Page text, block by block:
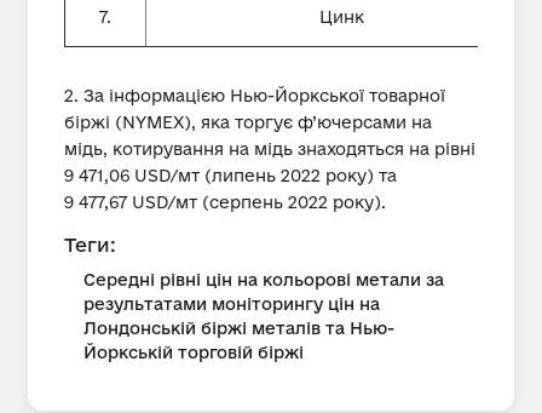
7. Цинк
2. За інформацією Нью-Йоркської товарної
біржі (NYMEX), яка торгує ф’ючерсами на
мідь, котирування на мідь знаходяться на рівні
9 471,06 USD/мт (липень 2022 року) та
9 477,67 USD/мт (серпень 2022 року).
Теги:
Середні рівні цін на кольорові метали за
результатами моніторингу цін на
Лондонській біржі металів та Нью-
Йоркській торговій біржі